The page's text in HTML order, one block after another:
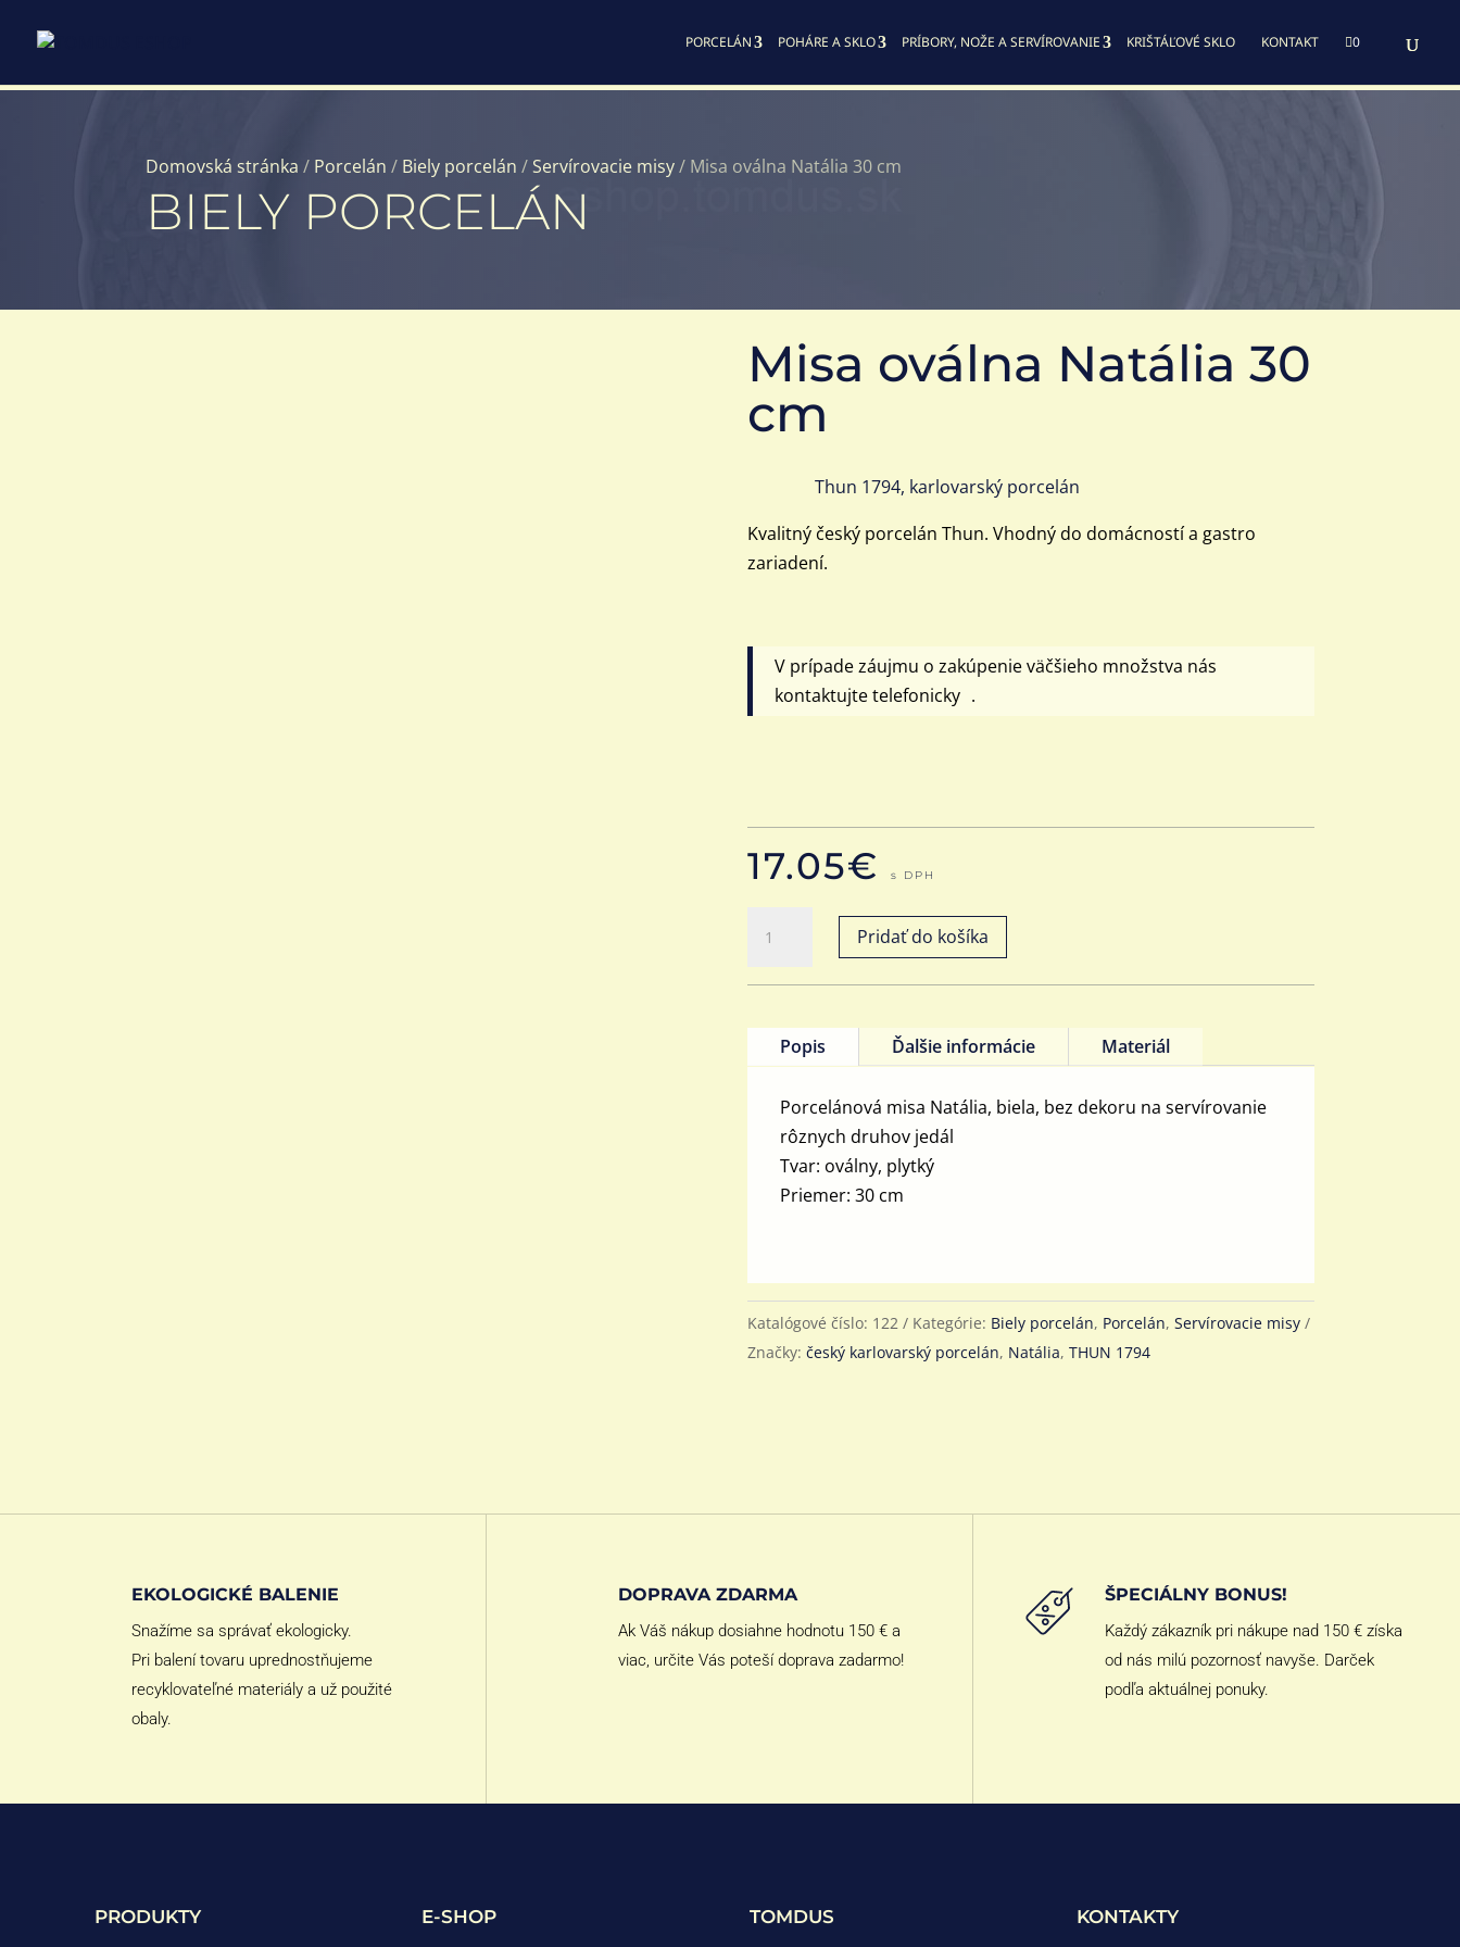
PORCELÁN POHÁRE A SKLO PRÍBORY, NOŽE A SERVÍROVANIE KRIŠTÁĽOVÉ SKLO KONTAKT 0
Domovská stránka / Porcelán / Biely porcelán /Servírovacie misy/ Misa oválna Natália 30 cm
BIELY PORCELÁN
Misa oválna Natália 30
cm
Thun 1794, karlovarský porcelán
Kvalitný český porcelán Thun. Vhodný do domácností a gastro
zariadení.
V prípade záujmu o zakúpenie väčšieho množstva nás
kontaktujte telefonicky .
17.05€ s DPH
Misa
oválna
cm
Pridať do košíka
Popis Ďalšie informácie Materiál
Porcelánová misa Natália, biela, bez dekoru na servírovanie
rôznych druhov jedál
Tvar: oválny, plytký
Priemer: 30 cm
Katalógové číslo: 122 Kategórie: Biely porcelán, Porcelán,Servírovacie misy
Značky:český karlovarský porcelán, Natália,THUN 1794
EKOLOGICKÉ BALENIE
Snažíme sa správať ekologicky.
Pri balení tovaru uprednostňujeme
recyklovateľné materiály a už použité
obaly.
DOPRAVA ZDARMA
Ak Váš nákup dosiahne hodnotu 150 € a
viac, určite Vás poteší doprava zadarmo!
ŠPECIÁLNY BONUS!
Každý zákazník pri nákupe nad 150 € získa
od nás milú pozornosť navyše. Darček
podľa aktuálnej ponuky.
PRODUKTY E-SHOP TOMDUS KONTAKTY